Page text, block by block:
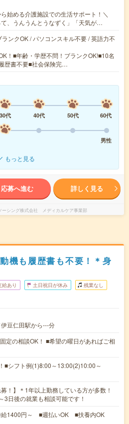
始める介護施設での生活サポート！＼
て、うんうんとうなずく」「天気が…
ンクOK / パソコンスキル不要 / 英語力不
！■年齢・学歴不問！ブランクOK!■10名
歴書不要■社会保険完…
30代 40代 50代
60代
男性
もっと見る
応募へ進む 詳しく見る
ーシング株式会社 メディカルケア事業部
も履歴書も不要！＊身
給あり 土日祝日が休み 残業なし
豆仁田駅から---分
定の相談OK！ ■希望の曜日があればご相
■シフト例(1)8:00～13:00(2)10:00～
募！】＊1年以上勤務している方が多数！
3日後の就業も相談可能です！
給1400円～ ■週払いOK ■扶養内OK